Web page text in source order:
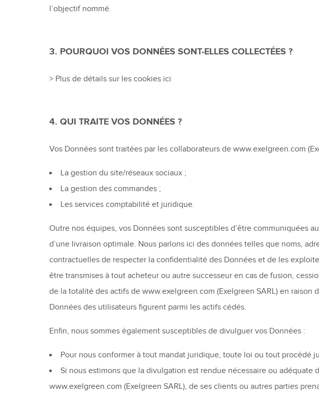
l’objectif nommé.
3. POURQUOI VOS DONNÉES SONT-ELLES COLLECTÉES ?
> Plus de détails sur les cookies ici
4. QUI TRAITE VOS DONNÉES ?
Vos Données sont traitées par les collaborateurs de www.exelgreen.com
La gestion du site/réseaux sociaux ;
La gestion des commandes ;
Les services comptabilité et juridique.
Outre nos équipes, vos Données sont susceptibles d’être communiquées
d’une livraison optimale. Nous parlons ici des données telles que noms,
contractuelles de respecter la confidentialité des Données et de les
être transmises à tout acheteur ou autre successeur en cas de fusion,
de la totalité des actifs de www.exelgreen.com (Exelgreen SARL) en
Données des utilisateurs figurent parmi les actifs cédés.
Enfin, nous sommes également susceptibles de divulguer vos Données :
Pour nous conformer à tout mandat juridique, toute loi ou tout procédé
Si nous estimons que la divulgation est rendue nécessaire ou
www.exelgreen.com (Exelgreen SARL), de ses clients ou autres parties